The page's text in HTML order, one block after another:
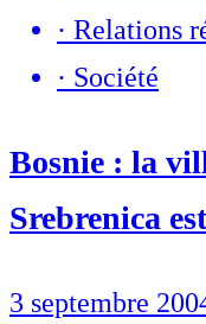
· Relations
· Société
Bosnie : la
Srebrenica
3 septembre